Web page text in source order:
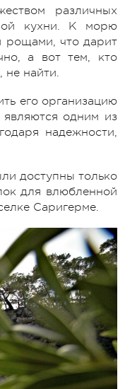
различных
кухни. К морю
рощами, что дарит
а вот тем, кто
не найти.
его организацию
одним из
надежности,
доступны только
для влюбленной
Саригерме.